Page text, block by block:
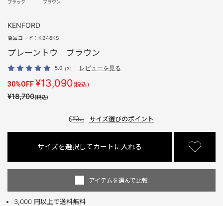
ブラック ブラウン
KENFORD
商品コード：KB46KS
プレーントウ ブラウン
5.0 （3） レビューを見る
30%OFF¥13,090(税込)
¥18,700(税込)
サイズ選びのポイント
サイズを選択してカートに入れる
アイテムを選んで比較
3,000 円以上で送料無料